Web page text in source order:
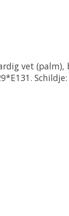
vet
Schildje: